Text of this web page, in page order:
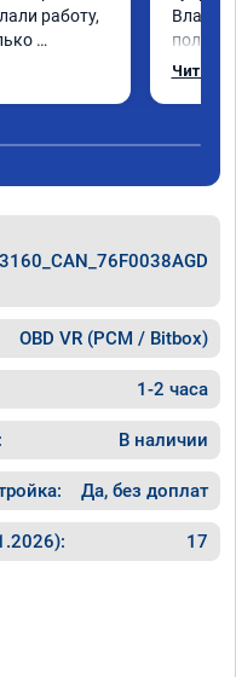
работу,
Читать
OBD VR (PCM / Bitbox)
1-2 часа
В наличии
Да, без доплат
17